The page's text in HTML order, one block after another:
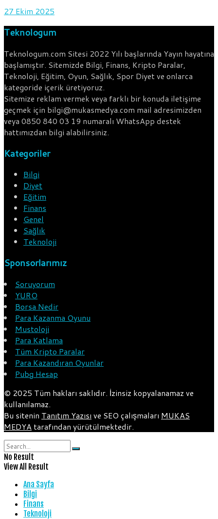
27 Ekim 2025
Teknologum
Teknologum.com Sitesi 2022 Yılı başlarında Yayın hayatına
başlamıştır. Sitemizde Bilgi, Finans, Kripto Paralar,
Teknoloji, Eğitim, Oyun, Sağlık, Spor Diyet ve onlarca
kategoride içerik üretiyoruz.
Sitemize reklam vermek veya farklı bir konuda iletişime
geçmek için bilgi@mukasmedya.com mail adresimizden
veya 0850 840 03 19 numaralı WhatsApp destek
hattımızdan bilgi alabilirsiniz.
Kategoriler
Bilgi
Diyet
Eğitim
Finans
Genel
Sağlık
Teknoloji
Sponsorlarımız
Soruyorum
YURO
Borsa Nedir
Para Kazanma Oyunu
Mustoloji
Para Katlama
Tüm Kripto Paralar
Para Kazandıran Oyunlar
Pubg Hesap
© 2025 Tüm hakları saklıdır. İzinsiz kopyalanamaz ve
kullanılamaz.
Bu sitenin Tanıtım Yazısı ve SEO çalışmaları MUKAS
MEDYA tarafından yürütülmektedir.
No Result
View All Result
Ana Sayfa
Bilgi
Finans
Teknoloji